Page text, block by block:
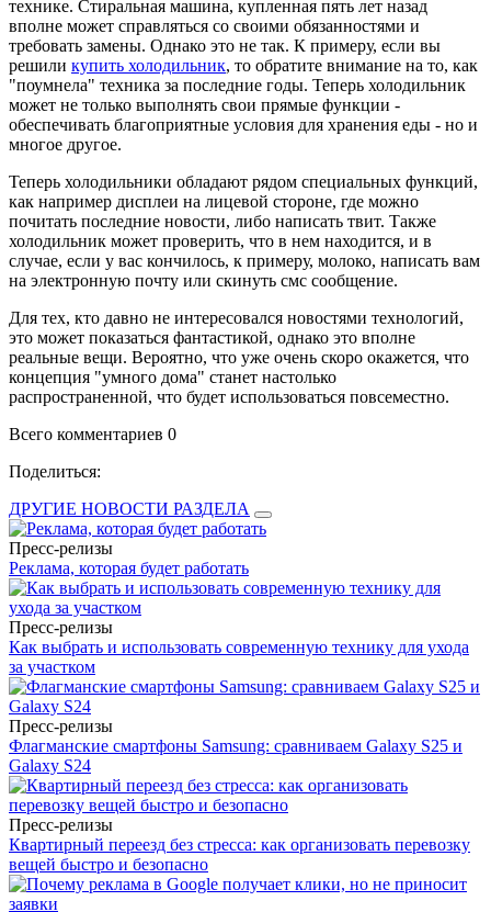
технике. Стиральная машина, купленная пять лет назад
вполне может справляться со своими обязанностями и
требовать замены. Однако это не так. К примеру, если вы
решили купить холодильник, то обратите внимание на то, как
"поумнела" техника за последние годы. Теперь холодильник
может не только выполнять свои прямые функции -
обеспечивать благоприятные условия для хранения еды - но и
многое другое.
Теперь холодильники обладают рядом специальных функций,
как например дисплеи на лицевой стороне, где можно
почитать последние новости, либо написать твит. Также
холодильник может проверить, что в нем находится, и в
случае, если у вас кончилось, к примеру, молоко, написать вам
на электронную почту или скинуть смс сообщение.
Для тех, кто давно не интересовался новостями технологий,
это может показаться фантастикой, однако это вполне
реальные вещи. Вероятно, что уже очень скоро окажется, что
концепция "умного дома" станет настолько
распространенной, что будет использоваться повсеместно.­
Всего комментариев 0
Поделиться:
ДРУГИЕ НОВОСТИ РАЗДЕЛА
Пресс-релизы
Реклама, которая будет работать
Пресс-релизы
Как выбрать и использовать современную технику для ухода
за участком
Пресс-релизы
Флагманские смартфоны Samsung: сравниваем Galaxy S25 и
Galaxy S24
Пресс-релизы
Квартирный переезд без стресса: как организовать перевозку
вещей быстро и безопасно